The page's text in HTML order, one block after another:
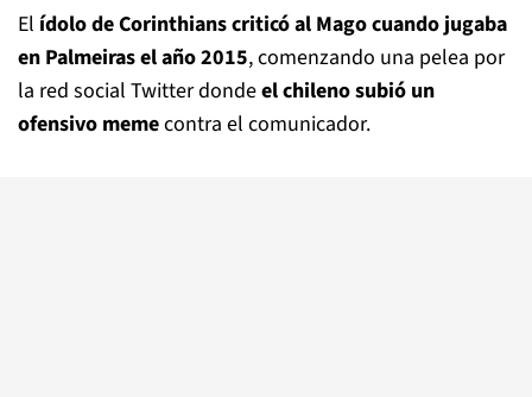
El ídolo de Corinthians criticó al Mago cuando jugaba
en Palmeiras el año 2015, comenzando una pelea por
la red social Twitter dondeel chileno subió un
ofensivo memecontra el comunicador.